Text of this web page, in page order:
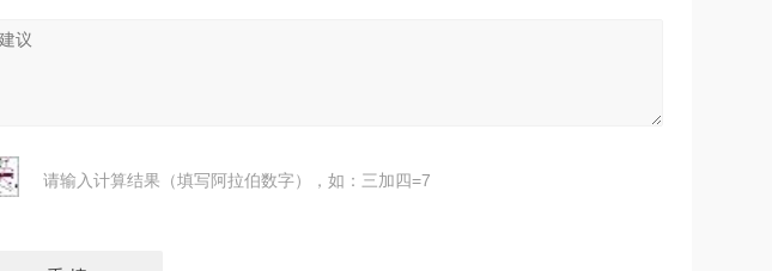
请输入计算结果（填写阿拉伯数字），如：三加四=7